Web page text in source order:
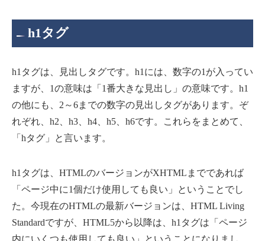
h1タグ
h1タグは、見出しタグです。h1には、数字の1が入ってい
ますが、1の意味は「1番大きな見出し」の意味です。h1
の他にも、2～6までの数字の見出しタグがあります。ぞ
れぞれ、h2、h3、h4、h5、h6です。これらをまとめて、
「hタグ」と言います。
h1タグは、HTMLのバージョンがXHTMLまでであれば
「ページ中に1個だけ使用しても良い」ということでし
た。今現在のHTMLの最新バージョンは、HTML Living
Standardですが、HTML5から以降は、h1タグは「ページ